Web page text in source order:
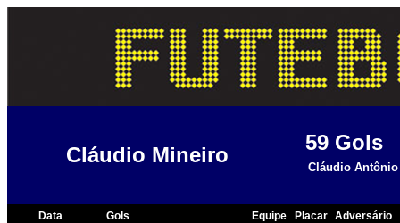
Cláudio Mineiro
59 Gols
Cláudio
Data Gols Equipe Placar
Adversário